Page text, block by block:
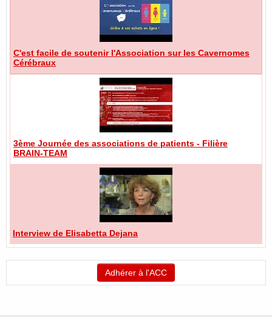
C'est facile de soutenir l'Association sur les Cavernomes
Cérébraux
3ème Journée des associations de patients - Filière
BRAIN-TEAM
Interview de Elisabetta Dejana
Adhérer à l'ACC